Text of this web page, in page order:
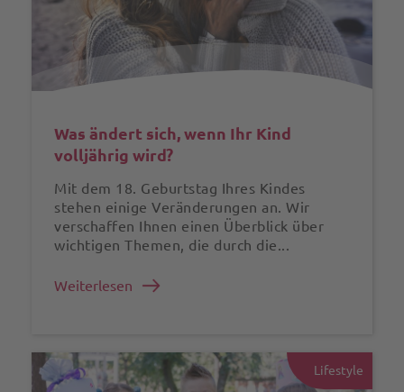
Was ändert sich, wenn Ihr Kind
volljährig wird?
Mit dem 18. Geburtstag Ihres Kindes
stehen einige Veränderungen an. Wir
verschaffen Ihnen einen Überblick über
wichtigen Themen, die durch die...
Weiterlesen
Lifestyle